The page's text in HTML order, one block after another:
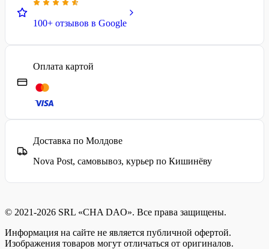
100+ отзывов в Google
Оплата картой
Доставка по Молдове
Nova Post, самовывоз, курьер по Кишинёву
© 2021-2026 SRL «CHA DAO». Все права защищены.
Информация на сайте не является публичной офертой.
Изображения товаров могут отличаться от оригиналов.